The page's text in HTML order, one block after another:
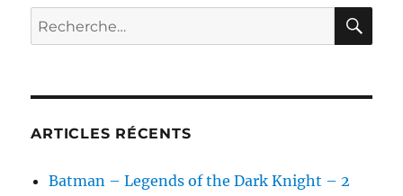
E
Recherche
pour :
ARTICLES RÉCENTS
Batman – Legends of the Dark Knight – 2